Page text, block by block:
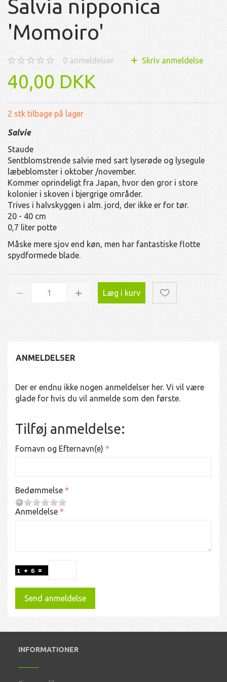
Salvia nipponica
'Momoiro'
0 anmeldelser Skriv anmeldelse
40,00 DKK
2 stk tilbage på lager
Salvie
Staude
Sentblomstrende salvie med sart lyserøde og lysegule
læbeblomster i oktober /november.
Kommer oprindeligt fra Japan, hvor den gror i store
kolonier i skoven i bjergrige områder.
Trives i halvskyggen i alm. jord, der ikke er for tør.
20 - 40 cm
0,7 liter potte
Måske mere sjov end køn, men har fantastiske flotte
spydformede blade.
Læg i kurv
ANMELDELSER
Der er endnu ikke nogen anmeldelser her. Vi vil være
glade for hvis du vil anmelde som den første.
Tilføj anmeldelse:
Fornavn og Efternavn(e)
Bedømmelse
Anmeldelse
Send anmeldelse
INFORMATIONER